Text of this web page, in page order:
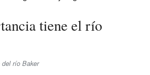
tiene el río
del río Baker